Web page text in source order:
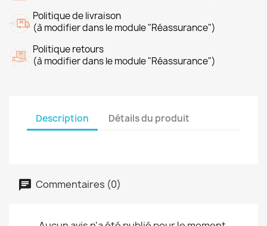
Politique de livraison
(à modifier dans le module "Réassurance")
Politique retours
(à modifier dans le module "Réassurance")
Description Détails du produit
Commentaires (0)